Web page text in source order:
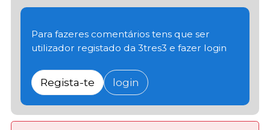
Para fazeres comentários tens que ser
utilizador registado da 3tres3 e fazer login
Regista-te login